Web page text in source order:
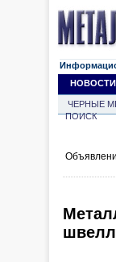
НОВОСТИ
ЧЕРНЫЕ
ПОИСК